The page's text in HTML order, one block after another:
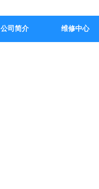
公司简介 维修中心